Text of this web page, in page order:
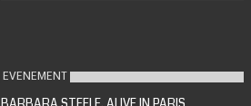
EVENEMENT